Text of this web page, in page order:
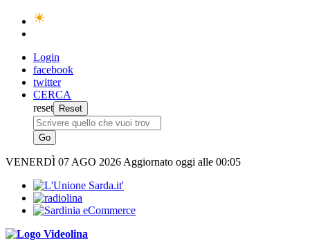
Login
facebook
twitter
CERCA
reset
VENERDÌ 07 AGO 2026 Aggiornato oggi alle 00:05